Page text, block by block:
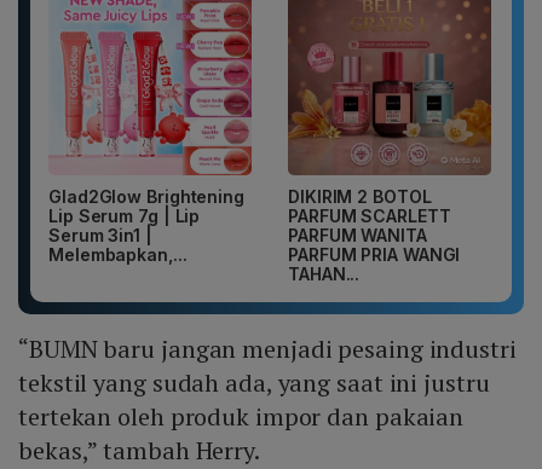
Glad2Glow Brightening
Lip Serum 7g | Lip
Serum 3in1 |
Melembapkan,...
DIKIRIM 2 BOTOL
PARFUM SCARLETT
PARFUM WANITA
PARFUM PRIA WANGI
TAHAN...
“BUMN baru jangan menjadi pesaing industri
tekstil yang sudah ada, yang saat ini justru
tertekan oleh produk impor dan pakaian
bekas,” tambah Herry.